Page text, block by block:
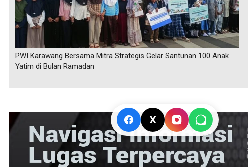
Polemik Siswa Tidak Naik Kelas di
Kapolres Karawang Pimpin
PWI Karawang Bersama Mitra Strategis Gelar Santunan 100 Anak
Yatim di Bulan Ramadan
X